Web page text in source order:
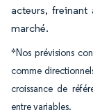
acteurs,
marché.
*Nos prévisions
comme
croissance de
entre variables.